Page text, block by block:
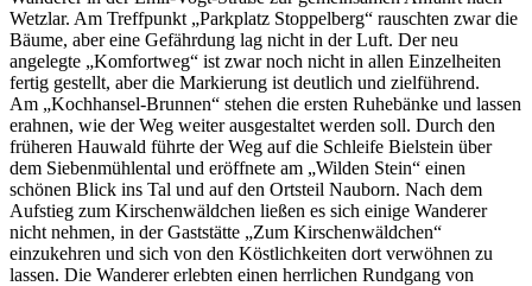
Wetzlar. Am Treffpunkt „Parkplatz Stoppelberg“ rauschten zwar die
Bäume, aber eine Gefährdung lag nicht in der Luft. Der neu
angelegte „Komfortweg“ ist zwar noch nicht in allen Einzelheiten
fertig gestellt, aber die Markierung ist deutlich und zielführend.
Am „Kochhansel-Brunnen“ stehen die ersten Ruhebänke und lassen
erahnen, wie der Weg weiter ausgestaltet werden soll. Durch den
früheren Hauwald führte der Weg auf die Schleife Bielstein über
dem Siebenmühlental und eröffnete am „Wilden Stein“ einen
schönen Blick ins Tal und auf den Ortsteil Nauborn. Nach dem
Aufstieg zum Kirschenwäldchen ließen es sich einige Wanderer
nicht nehmen, in der Gaststätte „Zum Kirschenwäldchen“
einzukehren und sich von den Köstlichkeiten dort verwöhnen zu
lassen. Die Wanderer erlebten einen herrlichen Rundgang von